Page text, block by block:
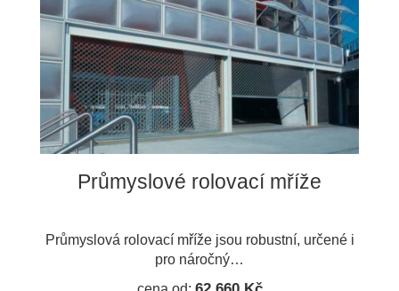
Průmyslové rolovací mříže
Průmyslová rolovací mříže jsou robustní, určené i
pro náročný…